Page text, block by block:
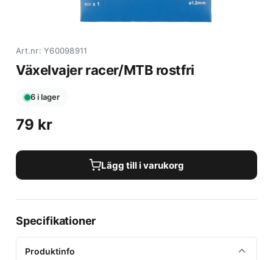
Art.nr: Y60098911
Växelvajer racer/MTB rostfri
6 i lager
79 kr
Lägg till i varukorg
Specifikationer
Produktinfo